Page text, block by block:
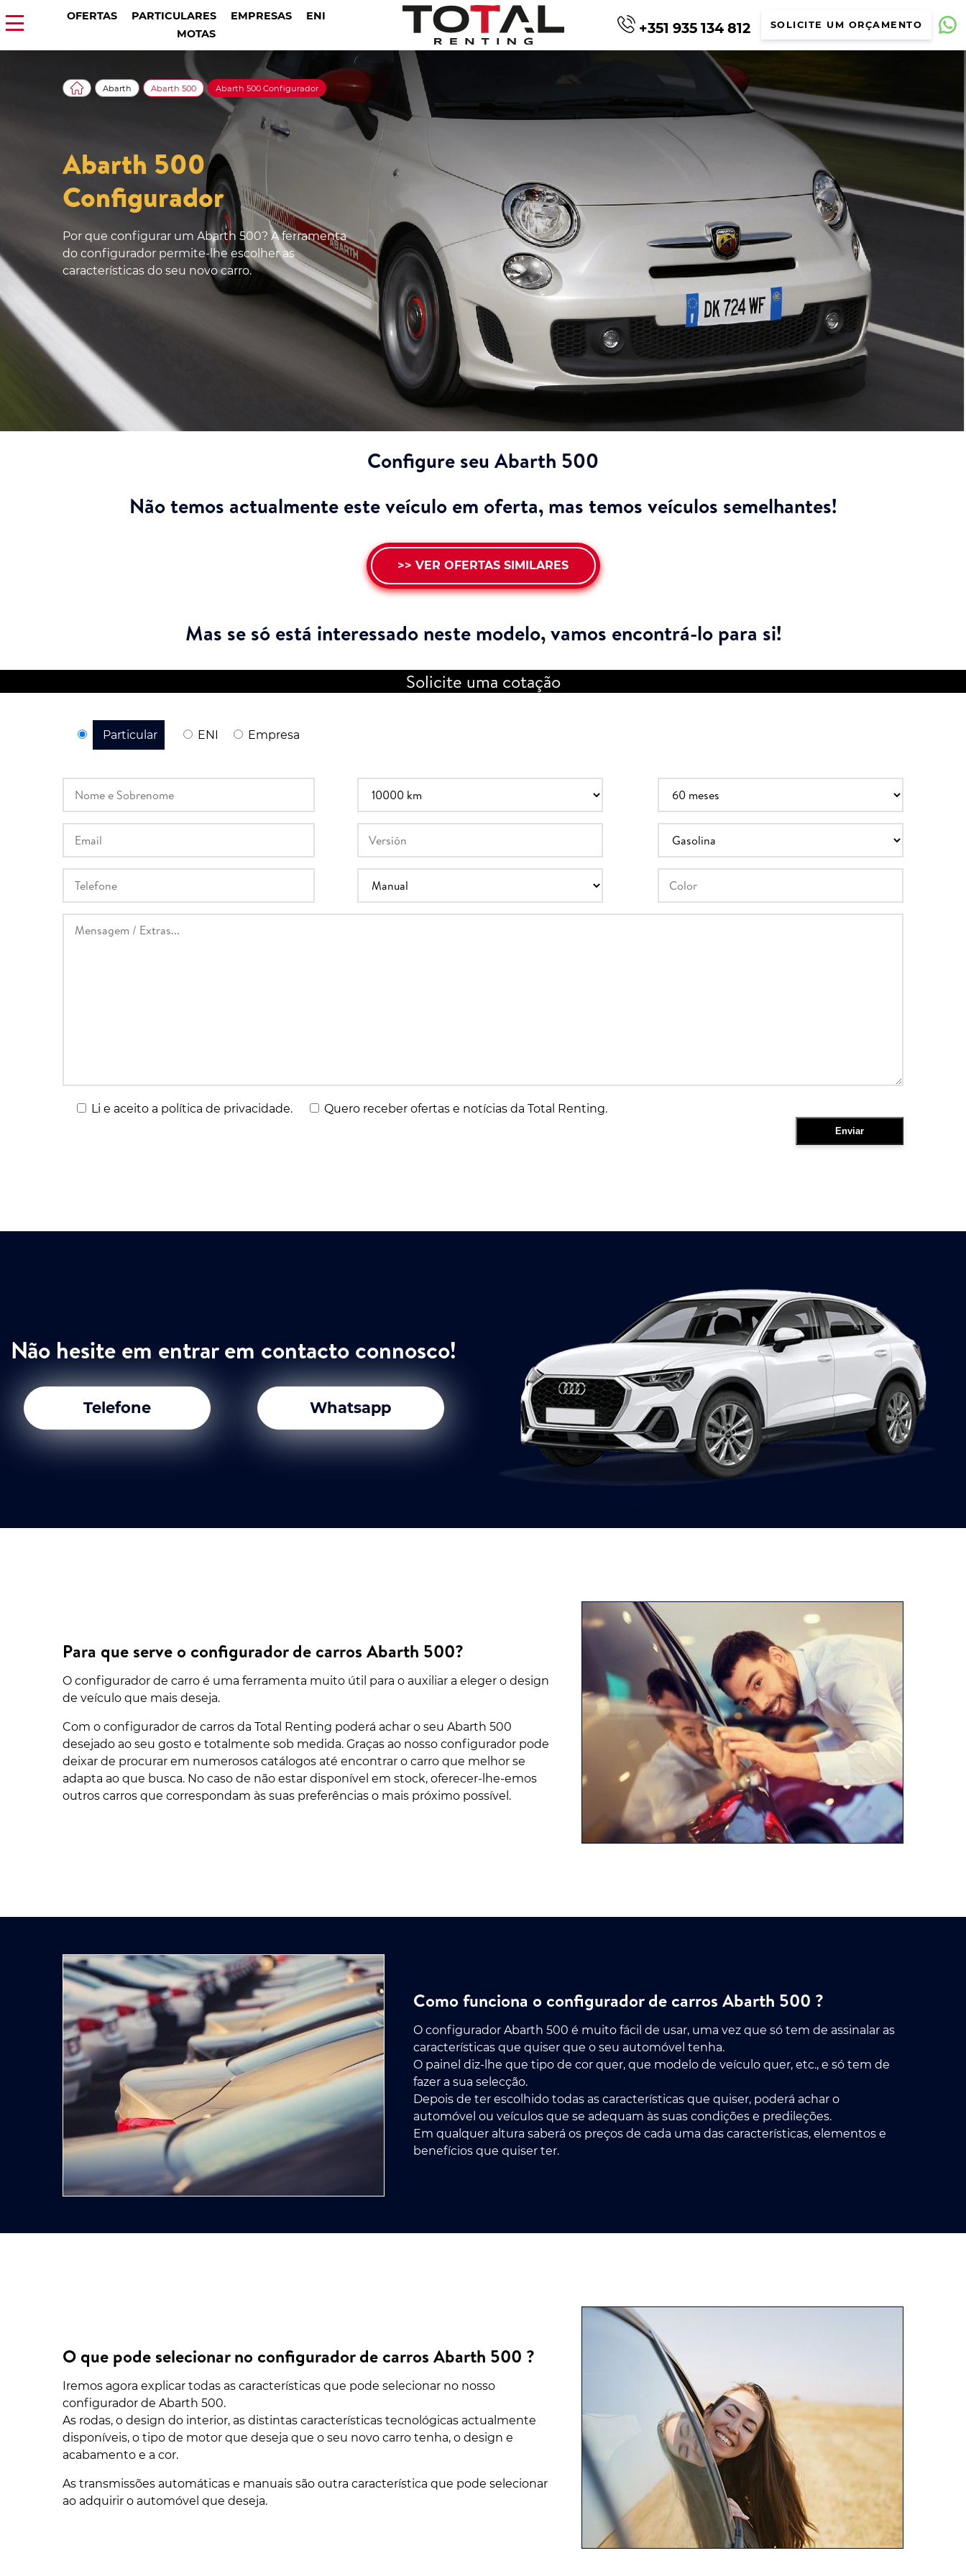
OFERTAS PARTICULARES EMPRESAS
ENI
MOTAS
+351 935 134 812 SOLICITE UM ORÇAMENTO
Abarth 500
Configurador
Por que configurar um Abarth 500? A ferramenta
do configurador permite-lhe escolher as
características do seu novo carro.
Abarth Abarth 500 Abarth 500 Configurador
Configure seu Abarth 500
Não temos actualmente este veículo em oferta, mas temos veículos semelhantes!
>> VER OFERTAS SIMILARES
Mas se só está interessado neste modelo,vamos encontrá-lo para si!
Solicite uma cotação
Particular ENI Empresa
Li e aceito a política de privacidade. Quero receber ofertas e notícias da Total Renting.
Não hesite em entrar em contacto connosco!
Telefone Whatsapp
Para que serve o configurador de carros Abarth 500?
O configurador de carro é uma ferramenta muito útil para o auxiliar a eleger o design
de veículo que mais deseja.
Com o configurador de carros da Total Renting poderá achar o seu Abarth 500
desejado ao seu gosto e totalmente sob medida. Graças ao nosso configurador pode
deixar de procurar em numerosos catálogos até encontrar o carro que melhor se
adapta ao que busca. No caso de não estar disponível em stock, oferecer-lhe-emos
outros carros que correspondam às suas preferências o mais próximo possível.
Como funciona o configurador de carros Abarth 500 ?
O configurador Abarth 500 é muito fácil de usar, uma vez que só tem de assinalar as
características que quiser que o seu automóvel tenha.
O painel diz-lhe que tipo de cor quer, que modelo de veículo quer, etc., e só tem de
fazer a sua selecção.
Depois de ter escolhido todas as características que quiser, poderá achar o
automóvel ou veículos que se adequam às suas condições e predileções.
Em qualquer altura saberá os preços de cada uma das características, elementos e
benefícios que quiser ter.
O que pode selecionar no configurador de carros Abarth 500 ?
Iremos agora explicar todas as características que pode selecionar no nosso
configurador de Abarth 500.
As rodas, o design do interior, as distintas características tecnológicas actualmente
disponíveis, o tipo de motor que deseja que o seu novo carro tenha, o design e
acabamento e a cor.
As transmissões automáticas e manuais são outra característica que pode selecionar
ao adquirir o automóvel que deseja.